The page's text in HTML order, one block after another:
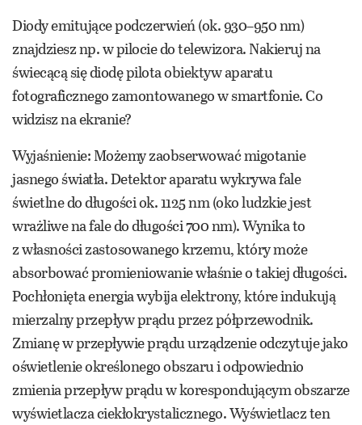
Diody emitujące podczerwień (ok. 930–950 nm)
znajdziesz np. w pilocie do telewizora. Nakieruj na
świecącą się diodę pilota obiektyw aparatu
fotograficznego zamontowanego w smartfonie. Co
widzisz na ekranie?
Wyjaśnienie: Możemy zaobserwować migotanie
jasnego światła. Detektor aparatu wykrywa fale
świetlne do długości ok. 1125 nm (oko ludzkie jest
wrażliwe na fale do długości 700 nm). Wynika to
z własności zastosowanego krzemu, który może
absorbować promieniowanie właśnie o takiej długości.
Pochłonięta energia wybija elektrony, które indukują
mierzalny przepływ prądu przez półprzewodnik.
Zmianę w przepływie prądu urządzenie odczytuje jako
oświetlenie określonego obszaru i odpowiednio
zmienia przepływ prądu w korespondującym obszarze
wyświetlacza ciekłokrystalicznego. Wyświetlacz ten